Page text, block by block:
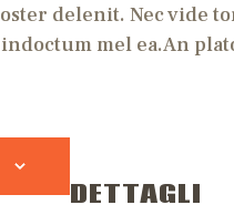
delenit. Nec vide
mel ea.An
DETTAGLI